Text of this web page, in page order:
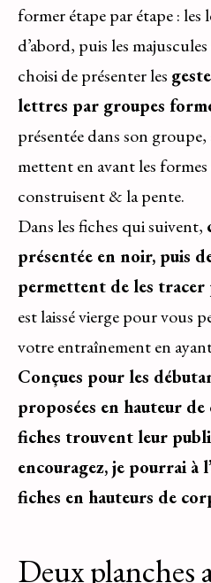
former étape par étape : les
d’abord, puis les
choisi de présenter les
lettres par groupes
présentée dans son
mettent en avant les
construisent & la pente.
Dans les fiches qui suivent,
présentée en noir, puis
permettent de les tracer
est laissé vierge pour vous
votre entraînement en
Conçues pour les
proposées en hauteur de
fiches trouvent leur
encouragez, je pourrai à
fiches en hauteurs de
Deux planches